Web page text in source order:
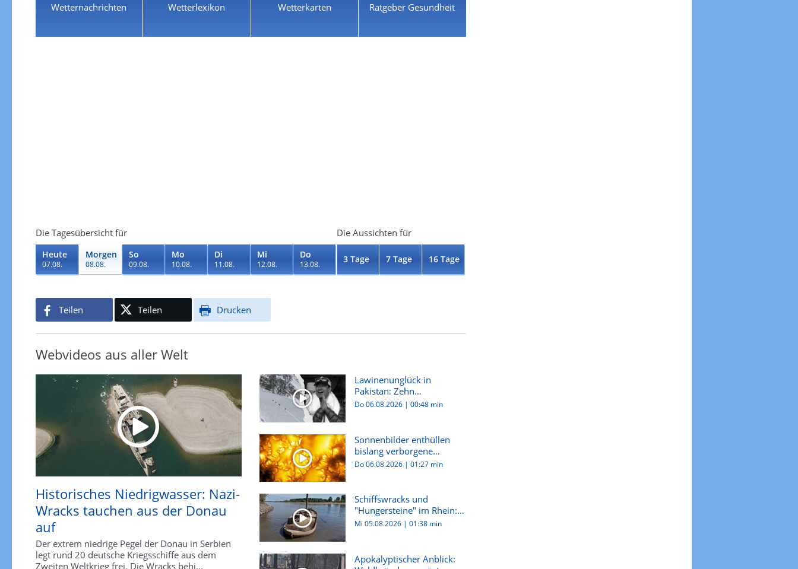
Wetternachrichten Wetterlexikon Wetterkarten Ratgeber Gesundheit
Die Tagesübersicht für
Heute
07.08.
Morgen
08.08.
So
09.08.
Mo
10.08.
Di
11.08.
Mi
12.08.
Do
13.08.
Die Aussichten für
3 Tage 7 Tage 16 Tage
Teilen Teilen Drucken
Webvideos aus aller Welt
Historisches Niedrigwasser: Nazi-
Wracks tauchen aus der Donau
auf
Der extrem niedrige Pegel der Donau in Serbien
legt rund 20 deutsche Kriegsschiffe aus dem
Zweiten Weltkrieg frei. Die Wracks behi...
Lawinenunglück in
Pakistan: Zehn
Bergsteiger:innen...
Do 06.08.2026 |00:48 min
Sonnenbilder enthüllen
bislang verborgene
Plasma-W...
Do 06.08.2026 |01:27 min
Schiffswracks und
"Hungersteine" im Rhein:
Dürre i...
Mi 05.08.2026 |01:38 min
Apokalyptischer Anblick: